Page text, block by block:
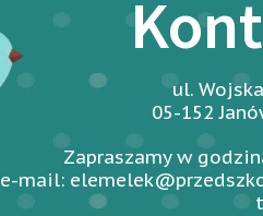
ul.
05-152
Zapraszamy w
e-mail: